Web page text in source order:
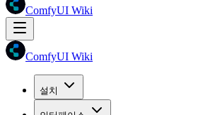
ComfyUI Wiki
ComfyUI Wiki
설치